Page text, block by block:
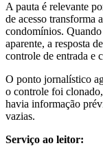
A pauta é relevante
de acesso transforma
condomínios.
aparente, a resposta
controle de entrada e
O ponto jornalístico
o controle foi
havia informação
vazias.
Serviço ao leitor: